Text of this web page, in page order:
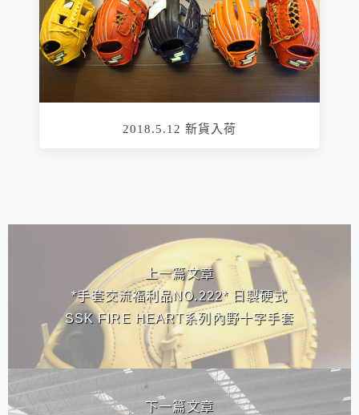
2018.5.12 新貨入荷
上一篇文章
*手套交流福利品NO.222* 日製硬式
SSK FIRE HEART系列內野十字手套
下一篇文章